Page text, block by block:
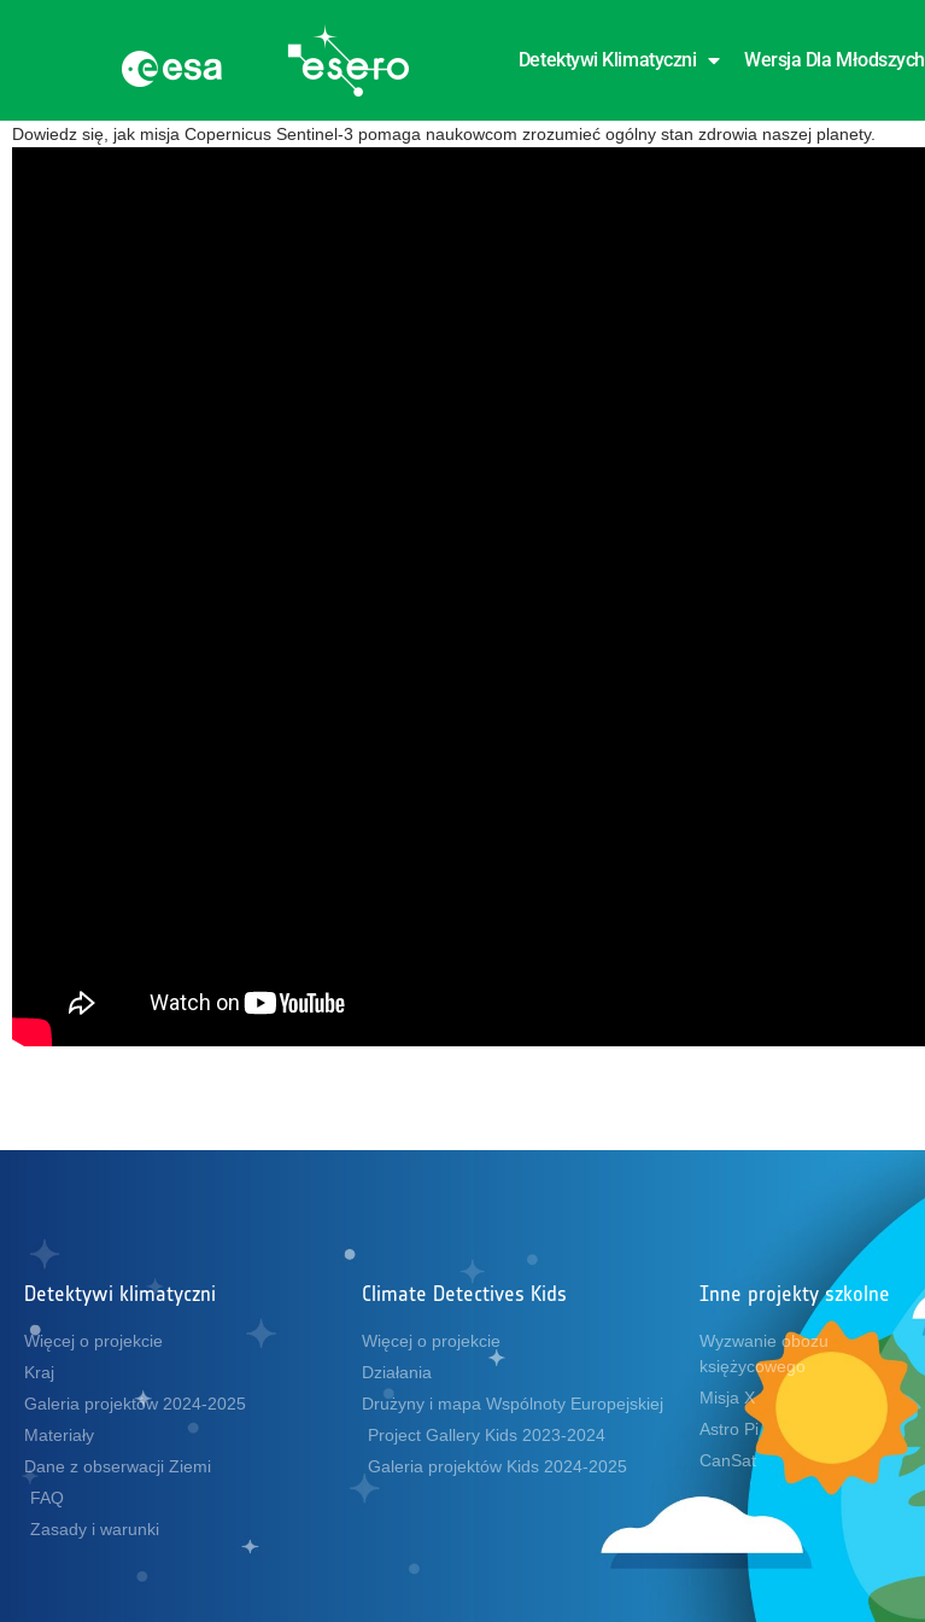
Detektywi Klimatyczni Wersja Dla Młodszych
Dowiedz się, jak misja Copernicus Sentinel-3 pomaga naukowcom zrozumieć ogólny stan zdrowia naszej planety.
Detektywi klimatyczni
Więcej o projekcie
Kraj
Galeria projektów 2024-2025
Materiały
Dane z obserwacji Ziemi
FAQ
Zasady i warunki
Climate Detectives Kids
Więcej o projekcie
Działania
Drużyny i mapa Wspólnoty Europejskiej
Project Gallery Kids 2023-2024
Galeria projektów Kids 2024-2025
Inne projekty szkolne
Wyzwanie obozu
księżycowego
Misja X
Astro Pi
CanSat